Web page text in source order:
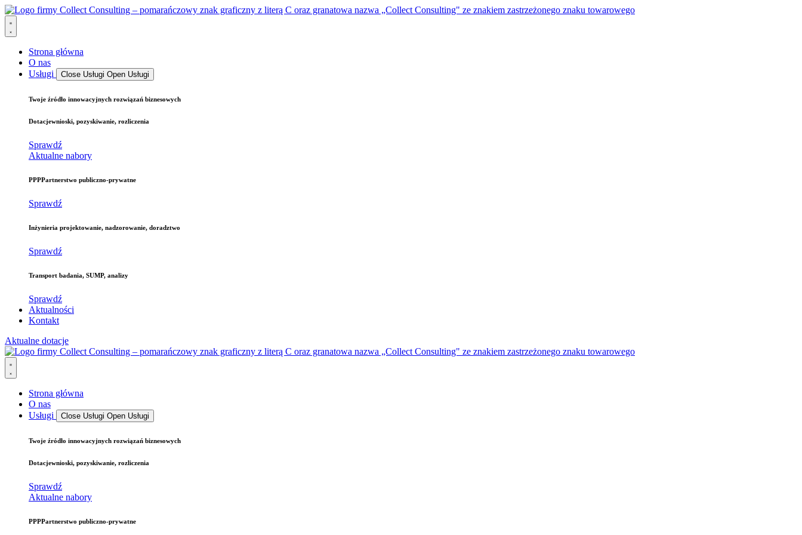
Strona główna
O nas
Usługi
Close Usługi Open Usługi
Twoje źródło innowacyjnych rozwiązań biznesowych
Dotacjewnioski, pozyskiwanie, rozliczenia
Sprawdź
Aktualne nabory
PPPPartnerstwo publiczno-prywatne
Sprawdź
Inżynieria projektowanie, nadzorowanie, doradztwo
Sprawdź
Transport badania, SUMP, analizy
Sprawdź
Aktualności
Kontakt
Aktualne dotacje
Strona główna
O nas
Usługi
Close Usługi Open Usługi
Twoje źródło innowacyjnych rozwiązań biznesowych
Dotacjewnioski, pozyskiwanie, rozliczenia
Sprawdź
Aktualne nabory
PPPPartnerstwo publiczno-prywatne